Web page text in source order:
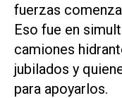
fuerzas
Eso fue en
camiones
jubilados y
para apoyarlos.